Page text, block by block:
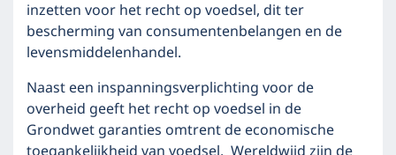
inzetten voor het recht op voedsel, dit ter
bescherming van consumentenbelangen en de
levensmiddelenhandel.
Naast een inspanningsverplichting voor de
overheid geeft het recht op voedsel in de
Grondwet garanties omtrent de economische